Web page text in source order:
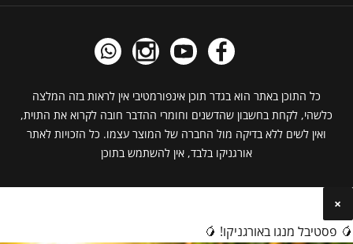
כל התוכן באתר הוא בגדר תוכן אינפורמטיבי אין לראות בזה המלצה
כלשהי, לקחת בחשבון שהדשנים וחומרי ההדבר חובה לקרוא את התוית,
ואין לשים ללא בדיקה מול החברה של המוצר עצמו. כל הזכויות לאתר
אורגניקו בלבד, אין להשתמש בתוכן
×
🥭 פסטיבל מנגו באורגניקו! 🥭